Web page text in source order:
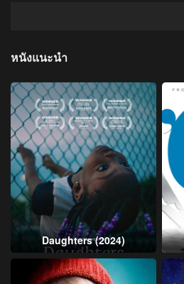
หนังแนะนำ
Daughters (2024)